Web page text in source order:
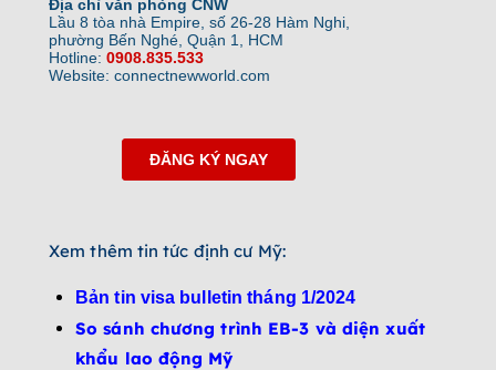
Xem thêm tin tức định cư Mỹ:
Bản tin visa bulletin tháng 1/2024
So sánh chương trình EB-3 và diện xuất
khẩu lao động Mỹ